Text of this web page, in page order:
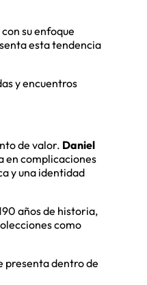
con su enfoque
esta tendencia
y encuentros
de valor. Daniel
en complicaciones
y una identidad
años de historia,
como
presenta dentro de